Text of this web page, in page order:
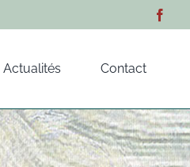
Actualités Contact